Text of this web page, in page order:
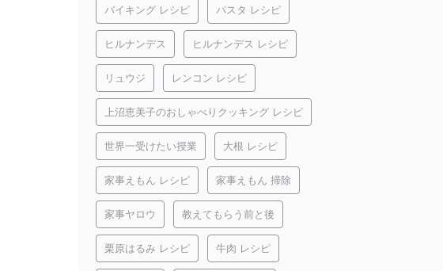
バイキング レシピ パスタ レシピ
ヒルナンデス ヒルナンデス レシピ
リュウジ レンコン レシピ
上沼恵美子のおしゃべりクッキング レシピ
世界一受けたい授業 大根 レシピ
家事えもん レシピ 家事えもん 掃除
家事ヤロウ 教えてもらう前と後
栗原はるみ レシピ 牛肉 レシピ